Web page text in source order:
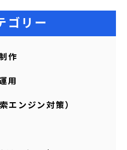
ゴリー
作
用
エンジン対策）